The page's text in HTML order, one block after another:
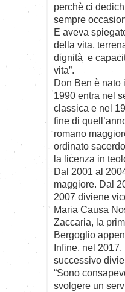
perchè ci
sempre
E aveva
della vita,
dignità e
vita”.
Don Ben è nato
1990 entra nel
classica e nel
fine di
romano
ordinato
la licenza in
Dal 2001 al
maggiore. Dal
2007 diviene
Maria Causa
Zaccaria, la
Bergoglio
Infine, nel
successivo
“Sono
svolgere un